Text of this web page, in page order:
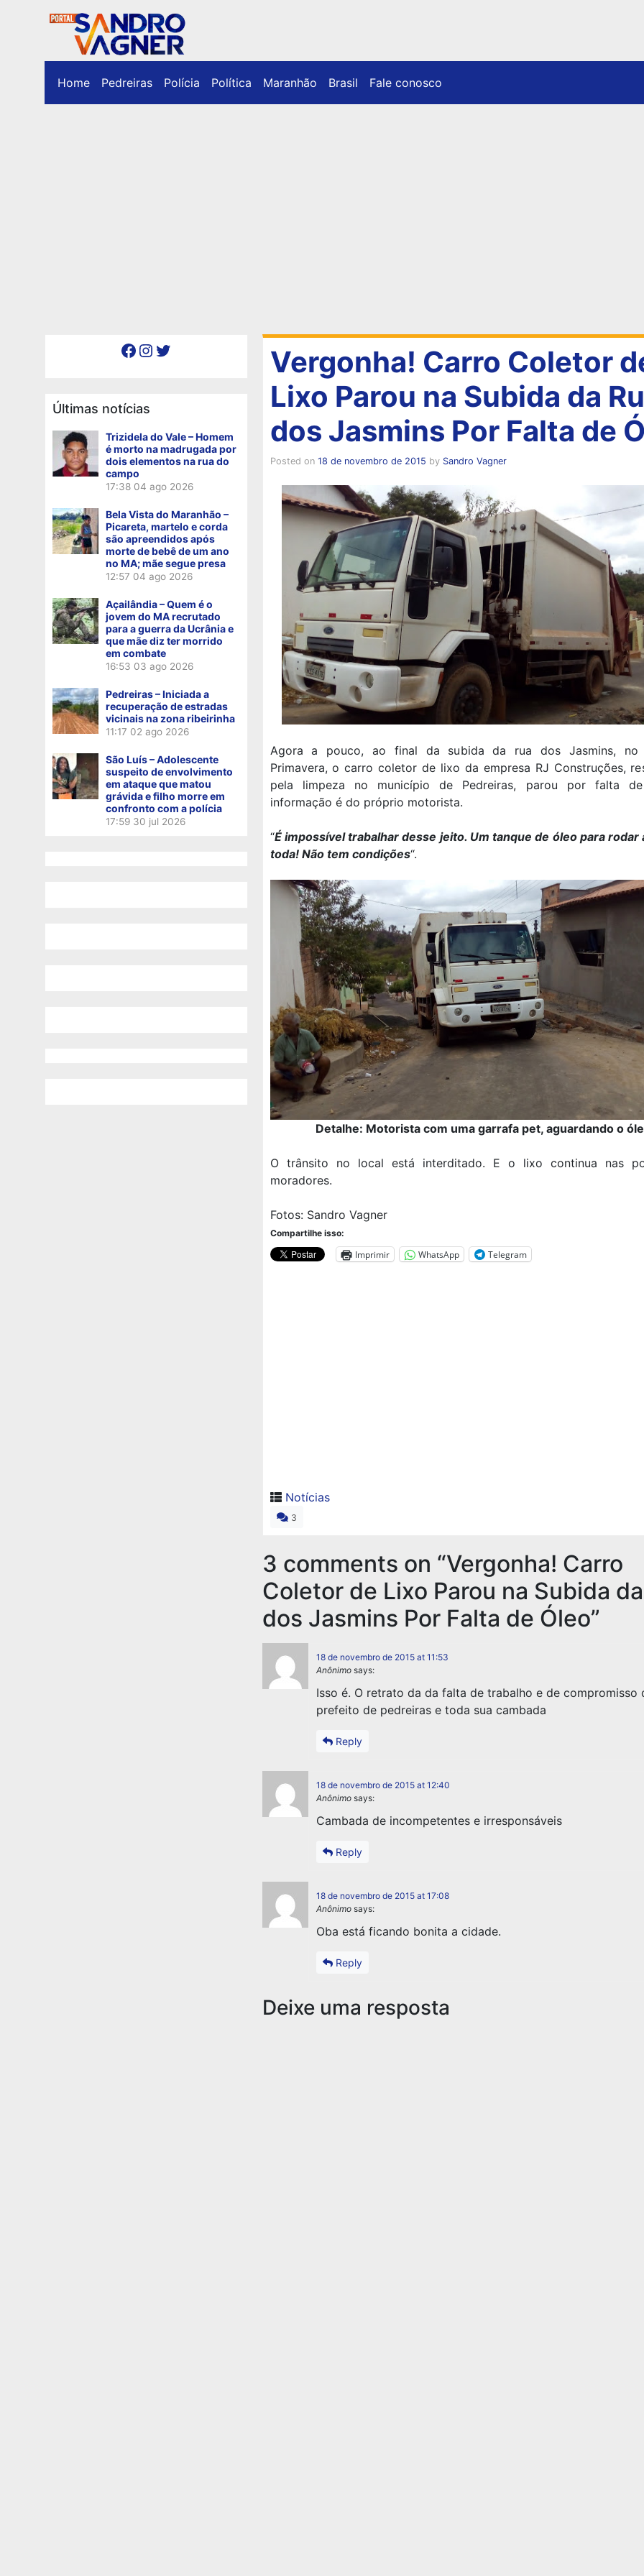
Home Pedreiras Polícia Política Maranhão Brasil Fale conosco
Facebook Instagram Twitter
Últimas notícias
Trizidela do Vale – Homem
é morto na madrugada por
dois elementos na rua do
campo
17:38 04 ago 2026
Bela Vista do Maranhão –
Picareta, martelo e corda
são apreendidos após
morte de bebê de um ano
no MA; mãe segue presa
12:57 04 ago 2026
Açailândia – Quem é o
jovem do MA recrutado
para a guerra da Ucrânia e
que mãe diz ter morrido
em combate
16:53 03 ago 2026
Pedreiras – Iniciada a
recuperação de estradas
vicinais na zona ribeirinha
11:17 02 ago 2026
São Luís – Adolescente
suspeito de envolvimento
em ataque que matou
grávida e filho morre em
confronto com a polícia
17:59 30 jul 2026
Vergonha! Carro Coletor
Lixo Parou na Subida da
dos Jasmins Por Falta de
Posted on 18 de novembro de 2015 by Sandro Vagner
Agora a pouco, ao final da subida da rua dos Jasmins, no
Primavera, o carro coletor de lixo da empresa RJ Construções,
pela limpeza no município de Pedreiras, parou por falta
informação é do próprio motorista.
“É impossível trabalhar desse jeito. Um tanque de óleo para rodar
toda! Não tem condições“.
Detalhe: Motorista com uma garrafa pet, aguardando o
O trânsito no local está interditado. E o lixo continua nas
moradores.
Fotos: Sandro Vagner
Compartilhe isso:
Imprimir WhatsApp Telegram
Notícias
3
3 comments on “Vergonha! Carro
Coletor de Lixo Parou na Subida
dos Jasmins Por Falta de Óleo”
18 de novembro de 2015 at 11:53
Anônimo says:
Isso é. O retrato da da falta de trabalho e de compromisso
prefeito de pedreiras e toda sua cambada
Reply
18 de novembro de 2015 at 12:40
Anônimo says:
Cambada de incompetentes e irresponsáveis
Reply
18 de novembro de 2015 at 17:08
Anônimo says:
Oba está ficando bonita a cidade.
Reply
Deixe uma resposta